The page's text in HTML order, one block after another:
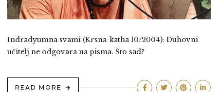
Indradyumna svami (Krsna-katha 10/2004): Duhovni
učitelj ne odgovara na pisma. Što sad?
READ MORE